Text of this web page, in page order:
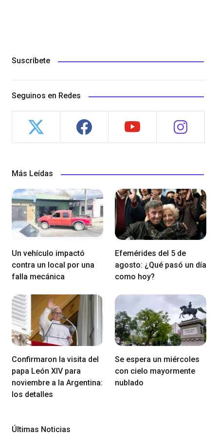
Suscríbete
Seguinos en Redes
Más Leídas
Un vehículo impactó
contra un local por una
falla mecánica
Efemérides del 5 de
agosto: ¿Qué pasó un día
como hoy?
Confirmaron la visita del
papa León XIV para
noviembre a la Argentina:
los detalles
Se espera un miércoles
con cielo mayormente
nublado
Últimas Noticias